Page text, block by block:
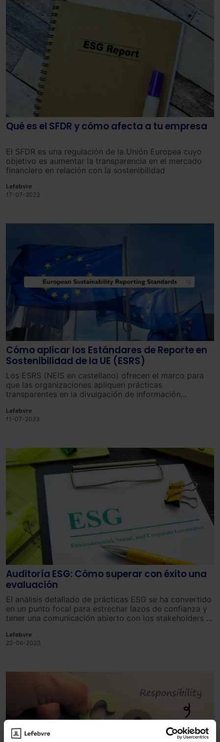
Qué es el SFDR y cómo afecta a tu empresa
El SFDR es una regulación de la Unión Europea cuyo
objetivo es aumentar la transparencia en el mercado
financiero en relación con la sostenibilidad
Lefebvre
17-07-2023
Cómo aplicar los Estándares de Reporte en
Sostenibilidad de la UE (ESRS)
Los ESRS (NEIS en castellano) ofrecen el marco para
que las organizaciones apliquen prácticas
transparentes en la divulgación de información
Lefebvre
11-07-2023
Auditoría ESG: Cómo superar con éxito una
evaluación
El análisis detallado de prácticas ESG se ha convertido
en un punto focal para estrechar lazos de confianza y
tener una comunicación abierto con los stakeholders o
Lefebvre
22-06-2023